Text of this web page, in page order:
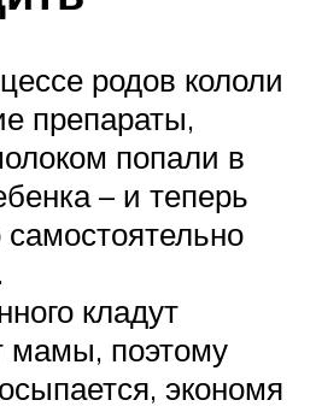
родов кололи
препараты,
попали в
– и теперь
кладут
мамы, поэтому
экономя